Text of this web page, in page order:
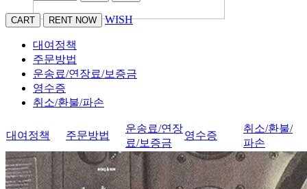
WISH
대여정책
주문방법
운송료/연장료/보증금
영수증
취소/환불/파손
대여정책 주문방법
운송료/연장
료/보증금
영수증
취소/환불/
파손